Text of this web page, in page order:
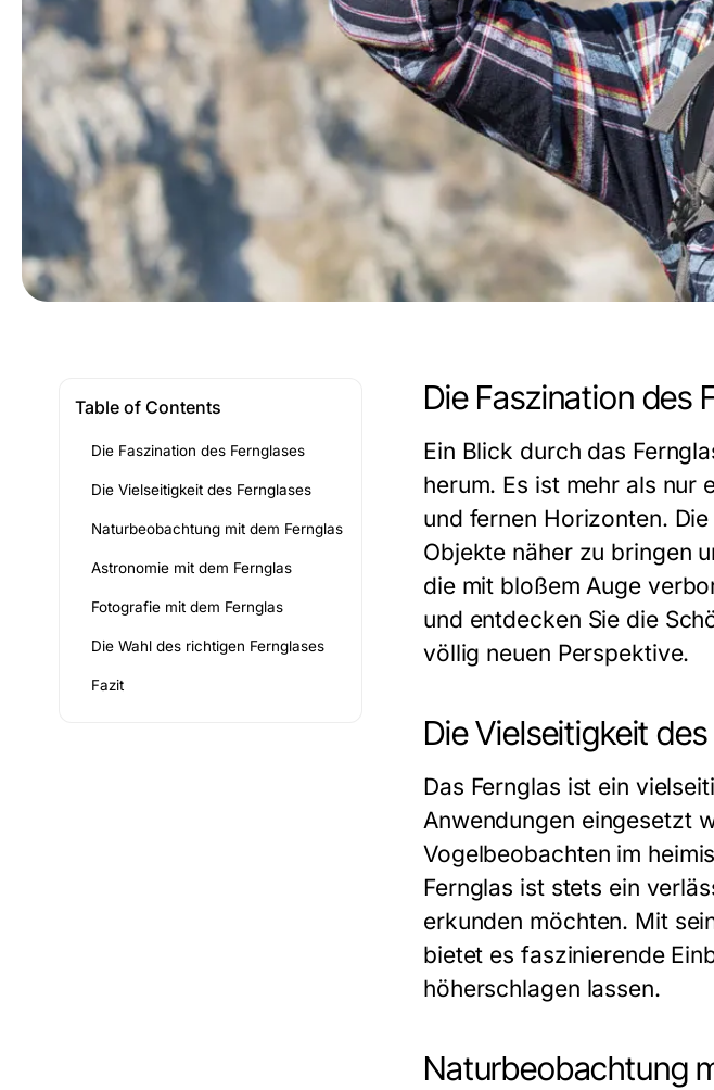
Table of Contents
Die Faszination des Fernglases
Die Vielseitigkeit des Fernglases
Naturbeobachtung mit dem Fernglas
Astronomie mit dem Fernglas
Fotografie mit dem Fernglas
Die Wahl des richtigen Fernglases
Fazit
Die Faszination des
Ein Blick durch das
herum. Es ist mehr als nur
und fernen Horizonten.
Objekte näher zu bringen
die mit bloßem Auge
und entdecken Sie die
völlig neuen Perspektive.
Die Vielseitigkeit
Das Fernglas ist ein
Anwendungen eingesetzt
Vogelbeobachten im
Fernglas ist stets ein
erkunden möchten. Mit
bietet es faszinierende
höherschlagen lassen.
Naturbeobachtung